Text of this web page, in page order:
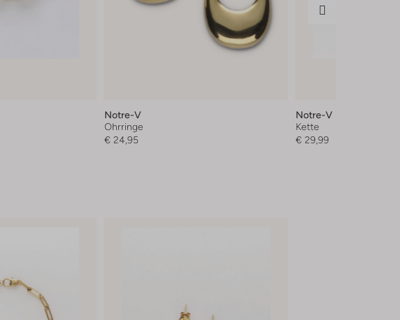
Notre-V
Ohrringe
€ 24,95
Notre-V
Kette
€ 29,99